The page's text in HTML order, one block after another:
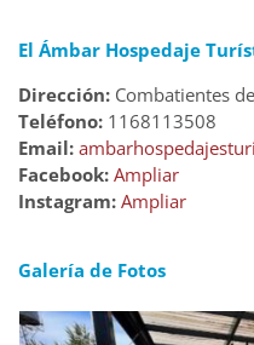
El Ámbar Hospedaje
Dirección: Combatientes
Teléfono: 1168113508
Email:
Facebook: Ampliar
Instagram: Ampliar
Galería de Fotos